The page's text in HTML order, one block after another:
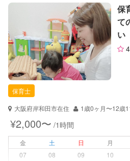
（定期特典）
対応可能
特徴 料金 レビュー
サポートの特徴
資格
自治体届
保育士
幼稚園教諭
対応可能/特徴 子育て経験
病児対応
障がい児対応 対応可否
保
て
い
保育士
大阪府岸和田市在住
1歳0ヶ月〜12歳
¥2,000〜 /1時間
金 土 日 月
07
08 09 10